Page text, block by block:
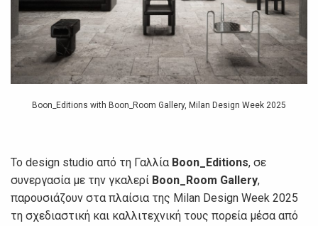
Boon_Editions with Boon_Room Gallery, Milan Design Week 2025
To design studio από τη Γαλλία Boon_Editions, σε
συνεργασία με την γκαλερί Boon_Room Gallery,
παρουσιάζουν στα πλαίσια της Milan Design Week 2025
τη σχεδιαστική και καλλιτεχνική τους πορεία μέσα από